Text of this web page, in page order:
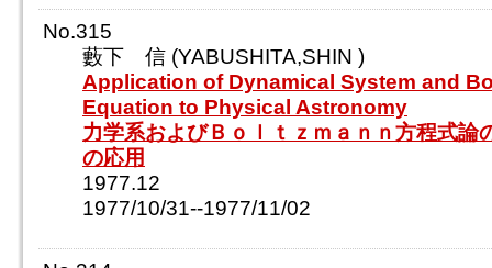
No.315
藪下 信 (YABUSHITA,SHIN )
Application of Dynamical System and
Equation to Physical Astronomy
力学系およびＢｏｌｔｚｍａｎｎ方程式論
の応用
1977.12
1977/10/31--1977/11/02